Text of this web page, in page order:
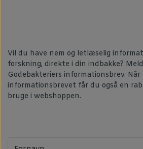
Vil du have nem og letlæselig
forskning, direkte i din indbakke?
Godebakteriers informationsbrev.
informationsbrevet får du også en
bruge i webshoppen.